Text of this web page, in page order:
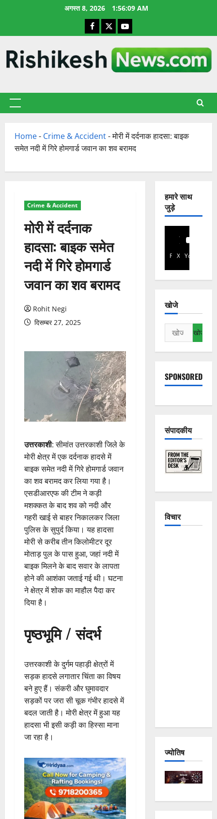
अगस्त 8, 2026 1:56:10 AM
Facebook
X YouTube
प्राथमिक
Home- Crime & Accident-मोरी में दर्दनाक हादसा: बाइक
समेत नदी में गिरे होमगार्ड जवान का शव बरामद
Crime & Accident
मोरी में दर्दनाक
हादसा: बाइक समेत
नदी में गिरे होमगार्ड
जवान का शव बरामद
Rohit Negi
दिसम्बर 27, 2025
उत्तरकाशी: सीमांत उत्तरकाशी जिले के
मोरी क्षेत्र में एक दर्दनाक हादसे में
बाइक समेत नदी में गिरे होमगार्ड जवान
का शव बरामद कर लिया गया है।
एसडीआरएफ की टीम ने कड़ी
मशक्कत के बाद शव को नदी और
गहरी खाई से बाहर निकालकर जिला
पुलिस के सुपुर्द किया। यह हादसा
मोरी से करीब तीन किलोमीटर दूर
मोताड़ पुल के पास हुआ, जहां नदी में
बाइक मिलने के बाद सवार के लापता
होने की आशंका जताई गई थी। घटना
ने क्षेत्र में शोक का माहौल पैदा कर
दिया है।
पृष्ठभूमि / संदर्भ
उत्तरकाशी के दुर्गम पहाड़ी क्षेत्रों में
सड़क हादसे लगातार चिंता का विषय
बने हुए हैं। संकरी और घुमावदार
सड़कों पर जरा सी चूक गंभीर हादसे में
बदल जाती है। मोरी क्षेत्र में हुआ यह
हादसा भी इसी कड़ी का हिस्सा माना
जा रहा है।
हमारे साथ
जुड़े
Facebook
X YouTube
खोजे
निम्न
को
खोजें:
SPONSORED
संपादकीय
विचार
ज्योतिष